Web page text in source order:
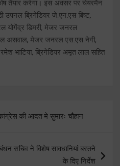
तैयार करेगा। इस अवसर पर चेयरमैन
ब्रिगेडियर जे.एन.एस बिष्ट,
योगेंद्र डिमरी, मेजर जनरल
असवाल, मेजर जनरल एस.एस नेगी,
भाटिया, ब्रिगेडियर अमृत लाल सहित
की आदत मे सुमारः चौहान
सचिव ने विशेष सावधानियां बरतने
के दिए निर्देश